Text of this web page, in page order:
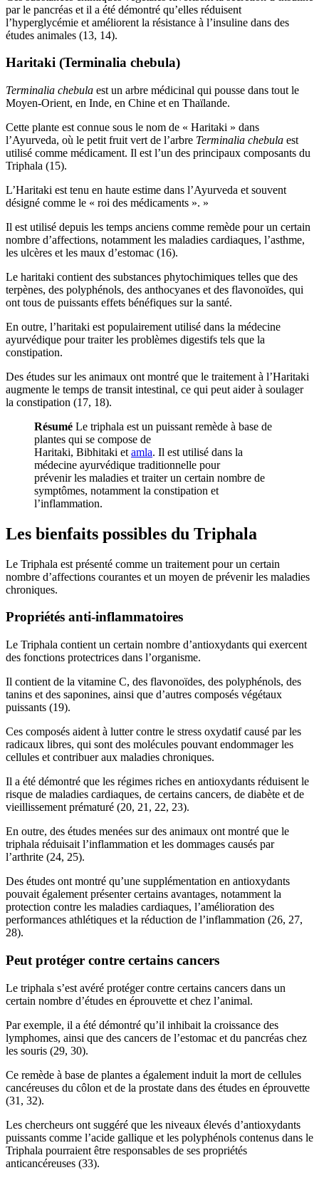
par le pancréas et il a été démontré qu’elles réduisent
l’hyperglycémie et améliorent la résistance à l’insuline dans des
études animales (13, 14).
Haritaki (Terminalia chebula)
Terminalia chebula est un arbre médicinal qui pousse dans tout le
Moyen-Orient, en Inde, en Chine et en Thaïlande.
Cette plante est connue sous le nom de « Haritaki » dans
l’Ayurveda, où le petit fruit vert de l’arbre Terminalia chebula est
utilisé comme médicament. Il est l’un des principaux composants du
Triphala (15).
L’Haritaki est tenu en haute estime dans l’Ayurveda et souvent
désigné comme le « roi des médicaments ». »
Il est utilisé depuis les temps anciens comme remède pour un certain
nombre d’affections, notamment les maladies cardiaques, l’asthme,
les ulcères et les maux d’estomac (16).
Le haritaki contient des substances phytochimiques telles que des
terpènes, des polyphénols, des anthocyanes et des flavonoïdes, qui
ont tous de puissants effets bénéfiques sur la santé.
En outre, l’haritaki est populairement utilisé dans la médecine
ayurvédique pour traiter les problèmes digestifs tels que la
constipation.
Des études sur les animaux ont montré que le traitement à l’Haritaki
augmente le temps de transit intestinal, ce qui peut aider à soulager
la constipation (17, 18).
Résumé Le triphala est un puissant remède à base de
plantes qui se compose de
Haritaki, Bibhitaki et amla. Il est utilisé dans la
médecine ayurvédique traditionnelle pour
prévenir les maladies et traiter un certain nombre de
symptômes, notamment la constipation et
l’inflammation.
Les bienfaits possibles du Triphala
Le Triphala est présenté comme un traitement pour un certain
nombre d’affections courantes et un moyen de prévenir les maladies
chroniques.
Propriétés anti-inflammatoires
Le Triphala contient un certain nombre d’antioxydants qui exercent
des fonctions protectrices dans l’organisme.
Il contient de la vitamine C, des flavonoïdes, des polyphénols, des
tanins et des saponines, ainsi que d’autres composés végétaux
puissants (19).
Ces composés aident à lutter contre le stress oxydatif causé par les
radicaux libres, qui sont des molécules pouvant endommager les
cellules et contribuer aux maladies chroniques.
Il a été démontré que les régimes riches en antioxydants réduisent le
risque de maladies cardiaques, de certains cancers, de diabète et de
vieillissement prématuré (20, 21, 22, 23).
En outre, des études menées sur des animaux ont montré que le
triphala réduisait l’inflammation et les dommages causés par
l’arthrite (24, 25).
Des études ont montré qu’une supplémentation en antioxydants
pouvait également présenter certains avantages, notamment la
protection contre les maladies cardiaques, l’amélioration des
performances athlétiques et la réduction de l’inflammation (26, 27,
28).
Peut protéger contre certains cancers
Le triphala s’est avéré protéger contre certains cancers dans un
certain nombre d’études en éprouvette et chez l’animal.
Par exemple, il a été démontré qu’il inhibait la croissance des
lymphomes, ainsi que des cancers de l’estomac et du pancréas chez
les souris (29, 30).
Ce remède à base de plantes a également induit la mort de cellules
cancéreuses du côlon et de la prostate dans des études en éprouvette
(31, 32).
Les chercheurs ont suggéré que les niveaux élevés d’antioxydants
puissants comme l’acide gallique et les polyphénols contenus dans le
Triphala pourraient être responsables de ses propriétés
anticancéreuses (33).